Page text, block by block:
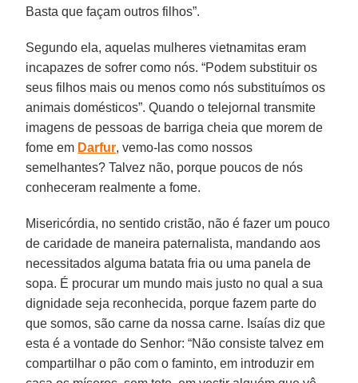
Basta que façam outros filhos”.
Segundo ela, aquelas mulheres vietnamitas eram
incapazes de sofrer como nós. “Podem substituir os
seus filhos mais ou menos como nós substituímos os
animais domésticos”. Quando o telejornal transmite
imagens de pessoas de barriga cheia que morem de
fome em Darfur, vemo-las como nossos
semelhantes? Talvez não, porque poucos de nós
conheceram realmente a fome.
Misericórdia, no sentido cristão, não é fazer um pouco
de caridade de maneira paternalista, mandando aos
necessitados alguma batata fria ou uma panela de
sopa. É procurar um mundo mais justo no qual a sua
dignidade seja reconhecida, porque fazem parte do
que somos, são carne da nossa carne. Isaías diz que
esta é a vontade do Senhor: “Não consiste talvez em
compartilhar o pão com o faminto, em introduzir em